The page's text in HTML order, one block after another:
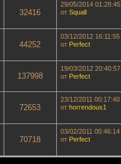
32416
29/05/2014 01:28:45
отSquall
44252
03/12/2012 16:11:55
от Perfect
137998
19/03/2012 20:40:57
от Perfect
72653
23/12/2011 00:17:40
отhorrendous1
70718
03/02/2011 00:46:14
от Perfect